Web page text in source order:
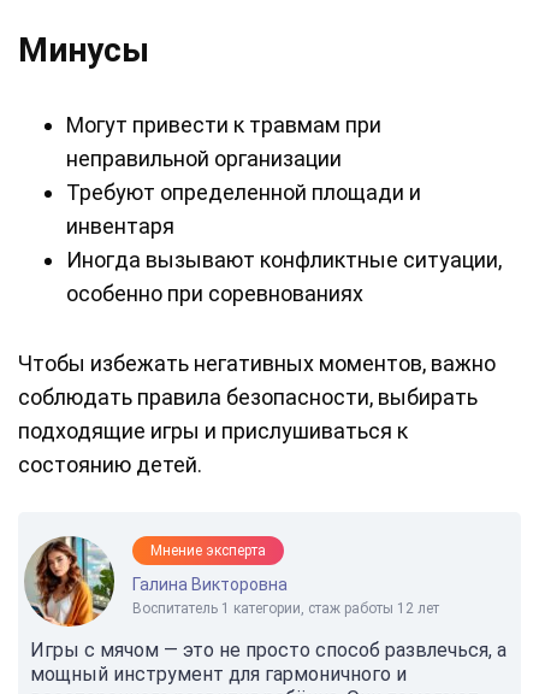
Минусы
Могут привести к травмам при
неправильной организации
Требуют определенной площади и
инвентаря
Иногда вызывают конфликтные ситуации,
особенно при соревнованиях
Чтобы избежать негативных моментов, важно
соблюдать правила безопасности, выбирать
подходящие игры и прислушиваться к
состоянию детей.
Мнение эксперта
Галина Викторовна
Воспитатель 1 категории, стаж работы 12 лет
Игры с мячом — это не просто способ развлечься, а
мощный инструмент для гармоничного и